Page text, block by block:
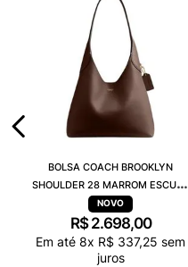
BOLSA COACH BROOKLYN
SHOULDER 28 MARROM ESCURO
CU068B4MPL
R$ 2.698,00
Em até 8x R$ 337,25 sem
juros